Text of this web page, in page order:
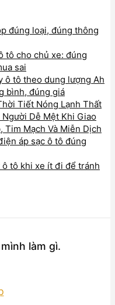
đúng loại, đúng thông
tô cho chủ xe: đúng
sai
ô tô theo dung lượng Ah
bình, đúng giá
Tiết Nóng Lạnh Thất
Dễ Mệt Khi Giao
Tim Mạch Và Miễn Dịch
áp sạc ô tô đúng
ô tô khi xe ít đi để tránh
làm gì.